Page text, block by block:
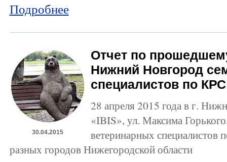
Подробнее
30.04.2015
Отчет по
Нижний Новгород
специалистов по КРС
28 апреля 2015 года в г.
«IBIS», ул. Максима
ветеринарных
разных городов Нижегородской области